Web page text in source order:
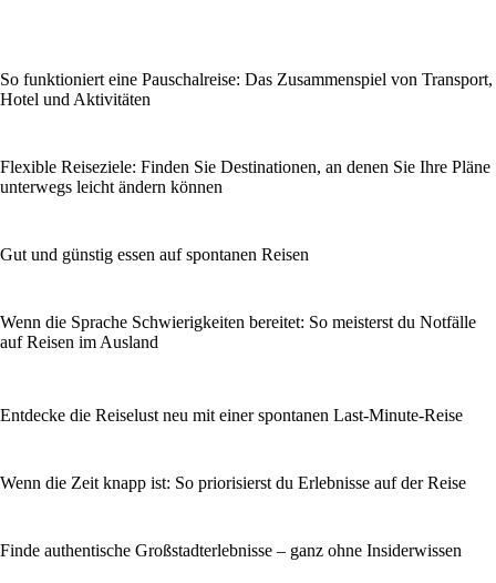
So funktioniert eine Pauschalreise: Das Zusammenspiel von Transport,
Hotel und Aktivitäten
Flexible Reiseziele: Finden Sie Destinationen, an denen Sie Ihre Pläne
unterwegs leicht ändern können
Gut und günstig essen auf spontanen Reisen
Wenn die Sprache Schwierigkeiten bereitet: So meisterst du Notfälle
auf Reisen im Ausland
Entdecke die Reiselust neu mit einer spontanen Last-Minute-Reise
Wenn die Zeit knapp ist: So priorisierst du Erlebnisse auf der Reise
Finde authentische Großstadterlebnisse – ganz ohne Insiderwissen